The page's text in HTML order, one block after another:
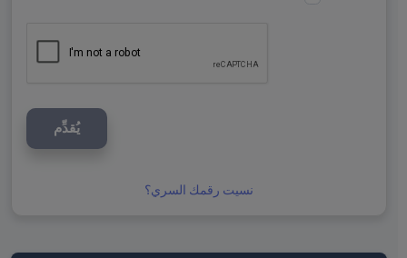
يُقدِّم
نسيت رقمك السري؟